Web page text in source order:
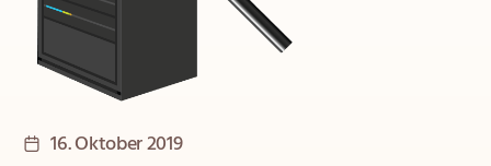
Veröffentlichungsdatum
16. Oktober 2019